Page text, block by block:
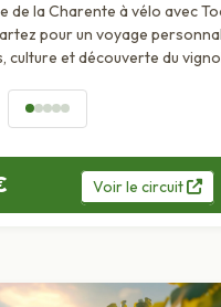
de la Charente à vélo avec
pour un voyage
culture et découverte du
fluviaux de Charente-
cyclo-voyage à partir de 2
Voirle circuit